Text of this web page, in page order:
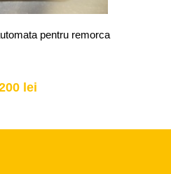
pentru remorca
lei